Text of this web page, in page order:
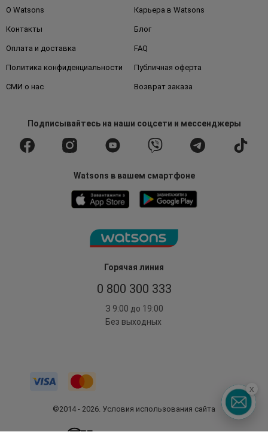
Горячая линия
0 800 300 333
З 9:00 до 19:00
Без выходных
О Watsons Карьера в Watsons
Контакты Блог
Оплата и доставка FAQ
Политика конфиденциальности Публичная оферта
СМИ о нас Возврат заказа
Подписывайтесьна наши соцсети и мессенджеры
Watsons в вашем смартфоне
©2014 - 2026. Условия использования сайта
x